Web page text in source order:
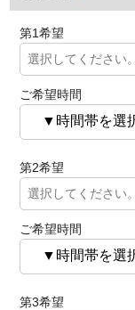
第1希望
ご希望時間
第2希望
ご希望時間
第3希望